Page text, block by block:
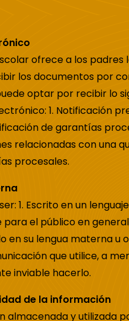
ofrece a los padres
los documentos por
optar por recibir lo
1. Notificación
de garantías
relacionadas con una
procesales.
1. Escrito en un lenguaje
el público en
en su lengua materna u
que utilice, a
inviable hacerlo.
de la información
almacenada y utilizada